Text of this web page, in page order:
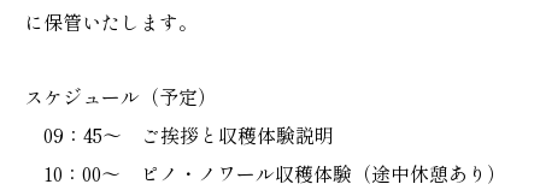
に保管いたします。
スケジュール（予定）
09：45～ ご挨拶と収穫体験説明
10：00～ ピノ・ノワール収穫体験（途中休憩あり）